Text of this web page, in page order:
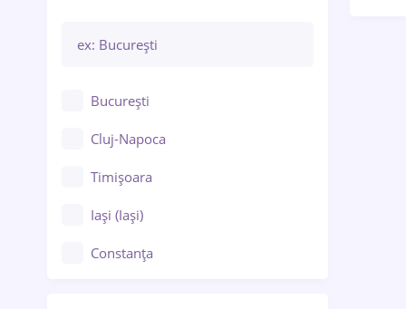
București
Cluj-Napoca
Timișoara
Iași (Iași)
Constanța